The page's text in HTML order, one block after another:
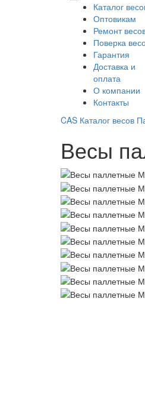
Каталог
Оптовикам
Ремонт
Поверка
Гарантия
Доставка и
оплата
О компании
Контакты
CAS Каталог весов
Весы